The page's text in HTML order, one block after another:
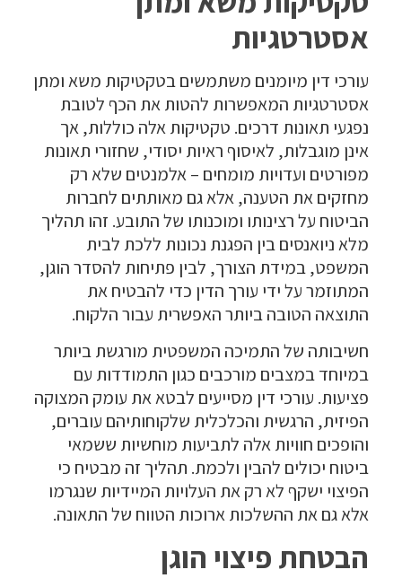
אסטרטגיות
עורכי דין מיומנים משתמשים בטקטיקות משא ומתן
אסטרטגיות המאפשרות להטות את הכף לטובת
נפגעי תאונות דרכים. טקטיקות אלה כוללות, אך
אינן מוגבלות, לאיסוף ראיות יסודי, שחזורי תאונות
מפורטים ועדויות מומחים – אלמנטים שלא רק
מחזקים את הטענה, אלא גם מאותתים לחברות
הביטוח על רצינותו ומוכנותו של התובע. זהו תהליך
מלא ניואנסים בין הפגנת נכונות ללכת לבית
המשפט, במידת הצורך, לבין פתיחות להסדר הוגן,
המתוזמר על ידי עורך הדין כדי להבטיח את
התוצאה הטובה ביותר האפשרית עבור הלקוח.
חשיבותה של התמיכה המשפטית מורגשת ביותר
במיוחד במצבים מורכבים כגון התמודדות עם
פציעות. עורכי דין מסייעים לבטא את עומק המצוקה
הפיזית, הרגשית והכלכלית שלקוחותיהם עוברים,
והופכים חוויות אלה לתביעות מוחשיות ששמאי
ביטוח יכולים להבין ולכמת. תהליך זה מבטיח כי
הפיצוי ישקף לא רק את העלויות המיידיות שנגרמו
אלא גם את ההשלכות ארוכות הטווח של התאונה.
הבטחת פיצוי הוגן